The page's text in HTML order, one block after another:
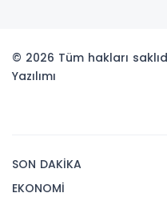
© 2026 Tüm hakları
Yazılımı
SON DAKİKA
EKONOMİ